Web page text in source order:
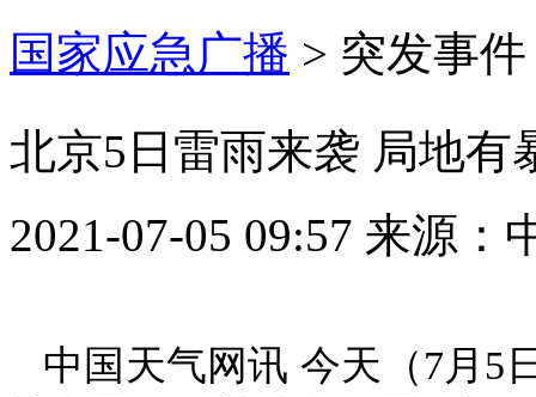
国家应急广播 > 突发事件
北京5日雷雨来袭 局地有
2021-07-05 09:57 来源：
中国天气网讯 今天（7月5